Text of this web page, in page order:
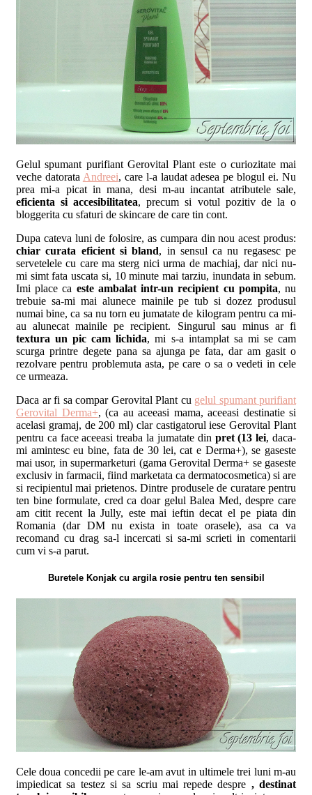
Gelul spumant purifiant Gerovital Plant este o curiozitate mai
veche datorata Andreei, care l-a laudat adesea pe blogul ei. Nu
prea mi-a picat in mana, desi m-au incantat atributele sale,
eficienta si accesibilitatea, precum si votul pozitiv de la o
bloggerita cu sfaturi de skincare de care tin cont.
Dupa cateva luni de folosire, as cumpara din nou acest produs:
chiar curata eficient si bland, in sensul ca nu regasesc pe
servetelele cu care ma sterg nici urma de machiaj, dar nici nu-
mi simt fata uscata si, 10 minute mai tarziu, inundata in sebum.
Imi place ca este ambalat intr-un recipient cu pompita, nu
trebuie sa-mi mai alunece mainile pe tub si dozez produsul
numai bine, ca sa nu torn eu jumatate de kilogram pentru ca mi-
au alunecat mainile pe recipient. Singurul sau minus ar fi
textura un pic cam lichida, mi s-a intamplat sa mi se cam
scurga printre degete pana sa ajunga pe fata, dar am gasit o
rezolvare pentru problemuta asta, pe care o sa o vedeti in cele
ce urmeaza.
Daca ar fi sa compar Gerovital Plant cu gelul spumant purifiant
Gerovital Derma+, (ca au aceeasi mama, aceeasi destinatie si
acelasi gramaj, de 200 ml) clar castigatorul iese Gerovital Plant
pentru ca face aceeasi treaba la jumatate din pret (13 lei, daca-
mi amintesc eu bine, fata de 30 lei, cat e Derma+), se gaseste
mai usor, in supermarketuri (gama Gerovital Derma+ se gaseste
exclusiv in farmacii, fiind marketata ca dermatocosmetica) si are
si recipientul mai prietenos. Dintre produsele de curatare pentru
ten bine formulate, cred ca doar gelul Balea Med, despre care
am citit recent la Jully, este mai ieftin decat el pe piata din
Romania (dar DM nu exista in toate orasele), asa ca va
recomand cu drag sa-l incercati si sa-mi scrieti in comentarii
cum vi s-a parut.
Buretele Konjak cu argila rosie pentru ten sensibil
Cele doua concedii pe care le-am avut in ultimele trei luni m-au
impiedicat sa testez si sa scriu mai repede despre , destinat